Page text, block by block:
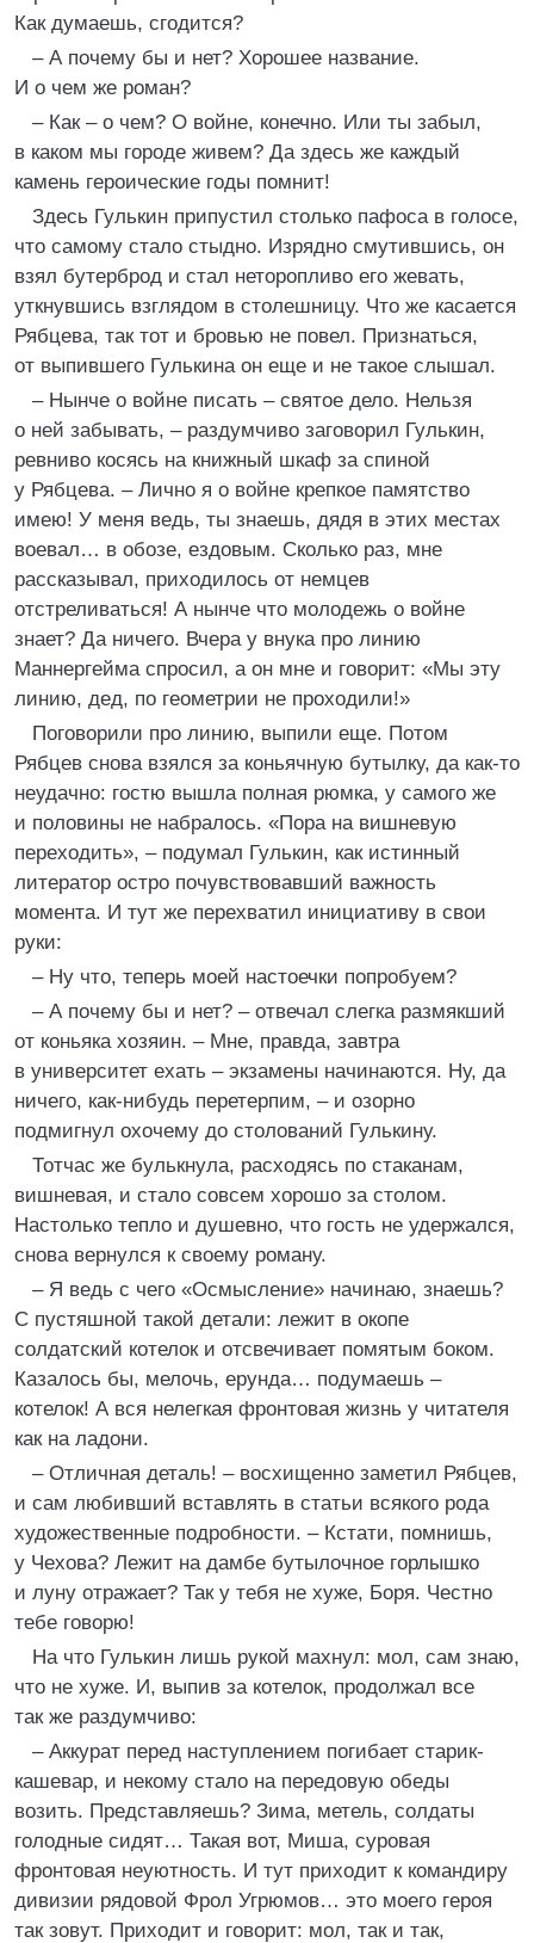
Как думаешь, сгодится?
– А почему бы и нет? Хорошее название.
И о чем же роман?
– Как – о чем? О войне, конечно. Или ты забыл,
в каком мы городе живем? Да здесь же каждый
камень героические годы помнит!
Здесь Гулькин припустил столько пафоса в голосе,
что самому стало стыдно. Изрядно смутившись, он
взял бутерброд и стал неторопливо его жевать,
уткнувшись взглядом в столешницу. Что же касается
Рябцева, так тот и бровью не повел. Признаться,
от выпившего Гулькина он еще и не такое слышал.
– Нынче о войне писать – святое дело. Нельзя
о ней забывать, – раздумчиво заговорил Гулькин,
ревниво косясь на книжный шкаф за спиной
у Рябцева. – Лично я о войне крепкое памятство
имею! У меня ведь, ты знаешь, дядя в этих местах
воевал… в обозе, ездовым. Сколько раз, мне
рассказывал, приходилось от немцев
отстреливаться! А нынче что молодежь о войне
знает? Да ничего. Вчера у внука про линию
Маннергейма спросил, а он мне и говорит: «Мы эту
линию, дед, по геометрии не проходили!»
Поговорили про линию, выпили еще. Потом
Рябцев снова взялся за коньячную бутылку, да как-то
неудачно: гостю вышла полная рюмка, у самого же
и половины не набралось. «Пора на вишневую
переходить», – подумал Гулькин, как истинный
литератор остро почувствовавший важность
момента. И тут же перехватил инициативу в свои
руки:
– Ну что, теперь моей настоечки попробуем?
– А почему бы и нет? – отвечал слегка размякший
от коньяка хозяин. – Мне, правда, завтра
в университет ехать – экзамены начинаются. Ну, да
ничего, как-нибудь перетерпим, – и озорно
подмигнул охочему до столований Гулькину.
Тотчас же булькнула, расходясь по стаканам,
вишневая, и стало совсем хорошо за столом.
Настолько тепло и душевно, что гость не удержался,
снова вернулся к своему роману.
– Я ведь с чего «Осмысление» начинаю, знаешь?
C пустяшной такой детали: лежит в окопе
солдатский котелок и отсвечивает помятым боком.
Казалось бы, мелочь, ерунда… подумаешь –
котелок! А вся нелегкая фронтовая жизнь у читателя
как на ладони.
– Отличная деталь! – восхищенно заметил Рябцев,
и сам любивший вставлять в статьи всякого рода
художественные подробности. – Кстати, помнишь,
у Чехова? Лежит на дамбе бутылочное горлышко
и луну отражает? Так у тебя не хуже, Боря. Честно
тебе говорю!
На что Гулькин лишь рукой махнул: мол, сам знаю,
что не хуже. И, выпив за котелок, продолжал все
так же раздумчиво:
– Аккурат перед наступлением погибает старик-
кашевар, и некому стало на передовую обеды
возить. Представляешь? Зима, метель, солдаты
голодные сидят… Такая вот, Миша, суровая
фронтовая неуютность. И тут приходит к командиру
дивизии рядовой Фрол Угрюмов… это моего героя
так зовут. Приходит и говорит: мол, так и так,